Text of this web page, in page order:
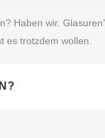
Haben wir.
es trotzdem wollen.